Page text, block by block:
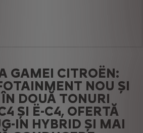
GAMEI CITROËN:
NOU ȘI
DOUĂ TONURI
ȘI Ë-C4, OFERTĂ
IN HYBRID ȘI MAI